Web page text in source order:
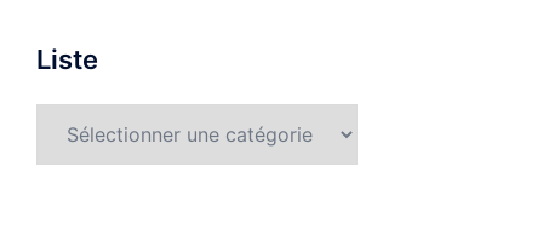
Liste